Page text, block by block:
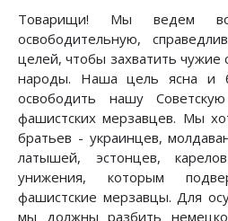
Товарищи! Мы ведем
освободительную,
целей, чтобы захватить чужие
народы. Наша цель ясна и
освободить нашу
фашистских мерзавцев. Мы
братьев - украинцев,
латышей, эстонцев,
унижения, которым
фашистские мерзавцы. Для
мы должны разбить